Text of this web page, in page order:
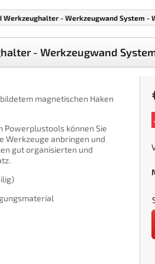
Werkzeughalter - Werkzeugwand System
- Werkzeugwand
magnetischen Haken
Powerplustools können Sie
Werkzeuge anbringen und
gut organisierten und